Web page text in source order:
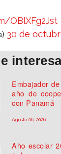
OBlXFg2Jst
30 de
Embajador
año de
con Panamá
Agosto 06, 2026
Año escolar